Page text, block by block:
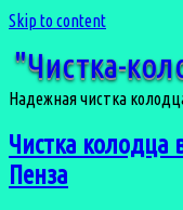
Skip to content
"Чистка-
Надежная чистка
Чистка колодца
Пенза